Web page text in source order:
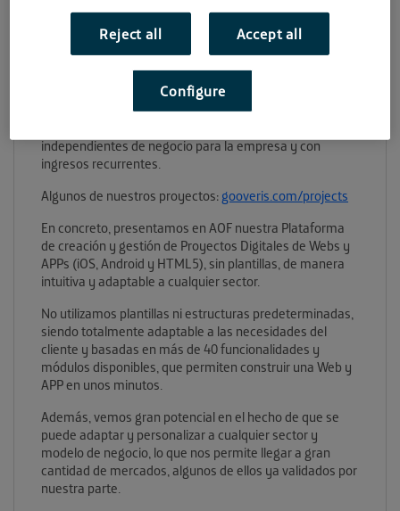
mismo tiempo la creación de Web y aplicaciones nativas
en iOS y Android.
Nuestro objetivo es dar solución tecnológica a los
problemas de nuestros clientes. Contamos con
desarrollos para terceros así como líneas de negocio
independientes de negocio para la empresa y con
ingresos recurrentes.
Algunos de nuestros proyectos: gooveris.com/projects
En concreto, presentamos en AOF nuestra Plataforma
de creación y gestión de Proyectos Digitales de Webs y
APPs (iOS, Android y HTML5), sin plantillas, de manera
intuitiva y adaptable a cualquier sector.
No utilizamos plantillas ni estructuras predeterminadas,
siendo totalmente adaptable a las necesidades del
cliente y basadas en más de 40 funcionalidades y
módulos disponibles, que permiten construir una Web y
APP en unos minutos.
Además, vemos gran potencial en el hecho de que se
puede adaptar y personalizar a cualquier sector y
modelo de negocio, lo que nos permite llegar a gran
cantidad de mercados, algunos de ellos ya validados por
nuestra parte.
Reject all Accept all
Configure